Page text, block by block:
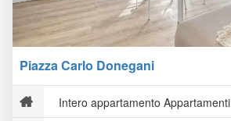
Piazza Carlo Donegani
Intero appartamento Appartamenti